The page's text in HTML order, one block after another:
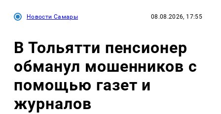
Новости Самары 08.08.2026, 17:55
В Тольятти пенсионер
обманул мошенников с
помощью газет и
журналов